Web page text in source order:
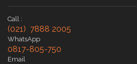
Call :
(021) 7888 2005
WhatsApp
0817-805-750
Email